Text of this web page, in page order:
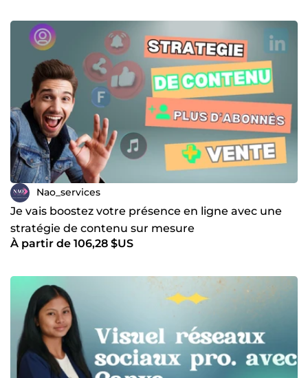
Nao_services
Je vais boostez votre présence en ligne avec une
stratégie de contenu sur mesure
À partir de 106,28 $US